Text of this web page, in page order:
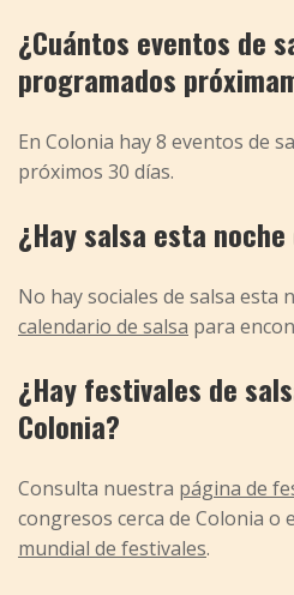
¿Cuántos eventos de
programados
En Colonia hay 8 eventos de
próximos 30 días.
¿Hay salsa esta
No hay sociales de salsa esta
calendario de salsa para
¿Hay festivales de
Colonia?
Consulta nuestra página de
congresos cerca de Colonia o
mundial de festivales.